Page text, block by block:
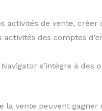
activités de vente,
des comptes
s’intègre à des
la vente peuvent